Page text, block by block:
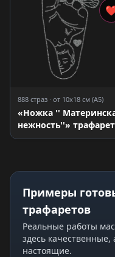
888 страз · от 10x18 см (A5)
«Ножка ''
нежность''» трафарет
для страз
Примеры
трафаретов
Реальные работы
здесь
настоящие.